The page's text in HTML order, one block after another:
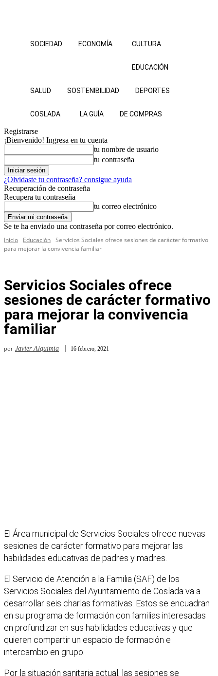
SOCIEDAD ECONOMÍA CULTURA
EDUCACIÓN
SALUD SOSTENIBILIDAD DEPORTES
COSLADA LA GUÍA DE COMPRAS
Registrarse
¡Bienvenido! Ingresa en tu cuenta
tu nombre de usuario
tu contraseña
¿Olvidaste tu contraseña? consigue ayuda
Recuperación de contraseña
Recupera tu contraseña
tu correo electrónico
Se te ha enviado una contraseña por correo electrónico.
Inicio
Educación Servicios Sociales ofrece sesiones de carácter formativo
para mejorar la convivencia familiar
Servicios Sociales ofrece
sesiones de carácter formativo
para mejorar la convivencia
familiar
por Javier Alquimia 16 febrero, 2021
El Área municipal de Servicios Sociales ofrece nuevas
sesiones de carácter formativo para mejorar las
habilidades educativas de padres y madres.
El Servicio de Atención a la Familia (SAF) de los
Servicios Sociales del Ayuntamiento de Coslada va a
desarrollar seis charlas formativas. Estos se encuadran
en su programa de formación con familias interesadas
en profundizar en sus habilidades educativas y que
quieren compartir un espacio de formación e
intercambio en grupo.
Por la situación sanitaria actual, las sesiones se